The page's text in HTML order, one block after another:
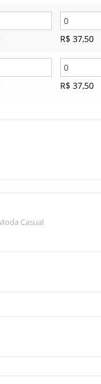
R$ 37,50
R$ 37,50
Casual